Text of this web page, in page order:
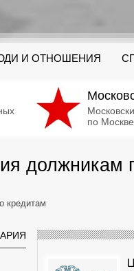
И ОТНОШЕНИЯ
по
должникам
кредитам